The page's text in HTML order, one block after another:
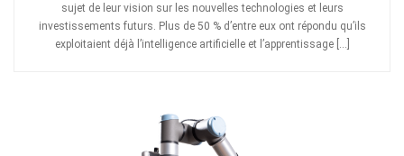
sujet de leur vision sur les nouvelles technologies et leurs
investissements futurs. Plus de 50 % d’entre eux ont répondu qu’ils
exploitaient déjà l’intelligence artificielle et l’apprentissage […]